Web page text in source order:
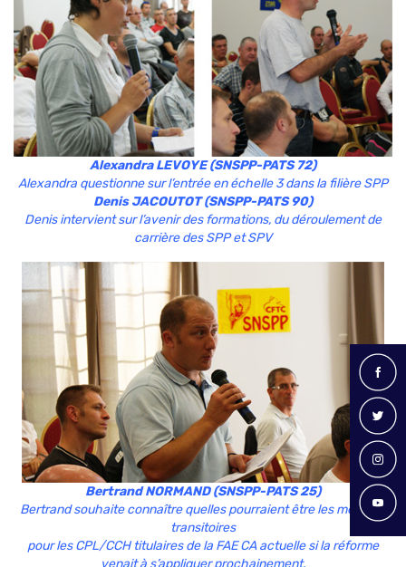
Alexandra LEVOYE (SNSPP-PATS 72)
Alexandra questionne sur l’entrée en échelle 3 dans la filière SPP
Denis JACOUTOT (SNSPP-PATS 90)
Denis intervient sur l’avenir des formations, du déroulement de
carrière des SPP et SPV
Bertrand NORMAND (SNSPP-PATS 25)
Bertrand souhaite connaître quelles pourraient être les mesures
transitoires
pour les CPL/CCH titulaires de la FAE CA actuelle si la réforme